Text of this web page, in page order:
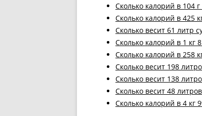
Cколько калорий в 104
Cколько калорий в 425
Cколько весит 61 литр
Cколько калорий в 1 кг
Cколько калорий в 258
Cколько весит 198
Cколько весит 138
Cколько весит 48
Cколько калорий в 4 кг